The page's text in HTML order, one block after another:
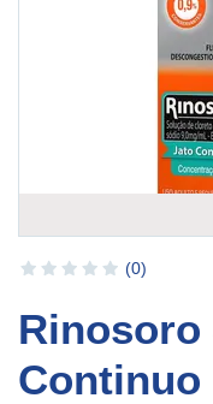
(0)
Rinosoro
Continuo